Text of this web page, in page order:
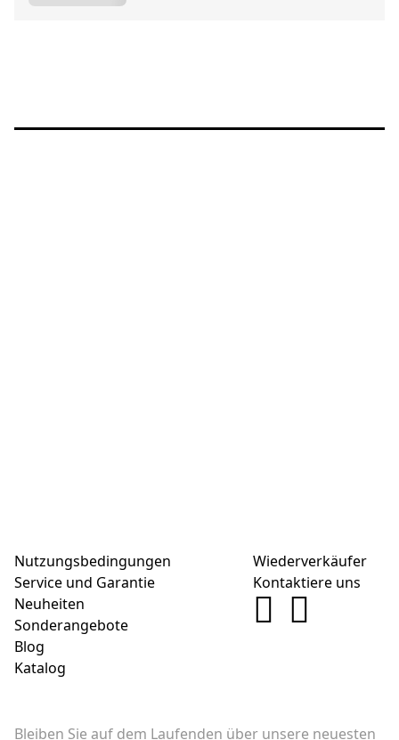
Nutzungsbedingungen
Service und Garantie
Neuheiten
Sonderangebote
Blog
Katalog
Wiederverkäufer
Kontaktiere uns
Bleiben Sie auf dem Laufenden über unsere neuesten